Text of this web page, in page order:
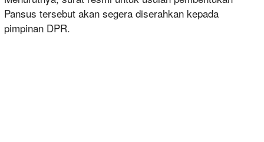
Pansus tersebut akan segera diserahkan kepada
pimpinan DPR.